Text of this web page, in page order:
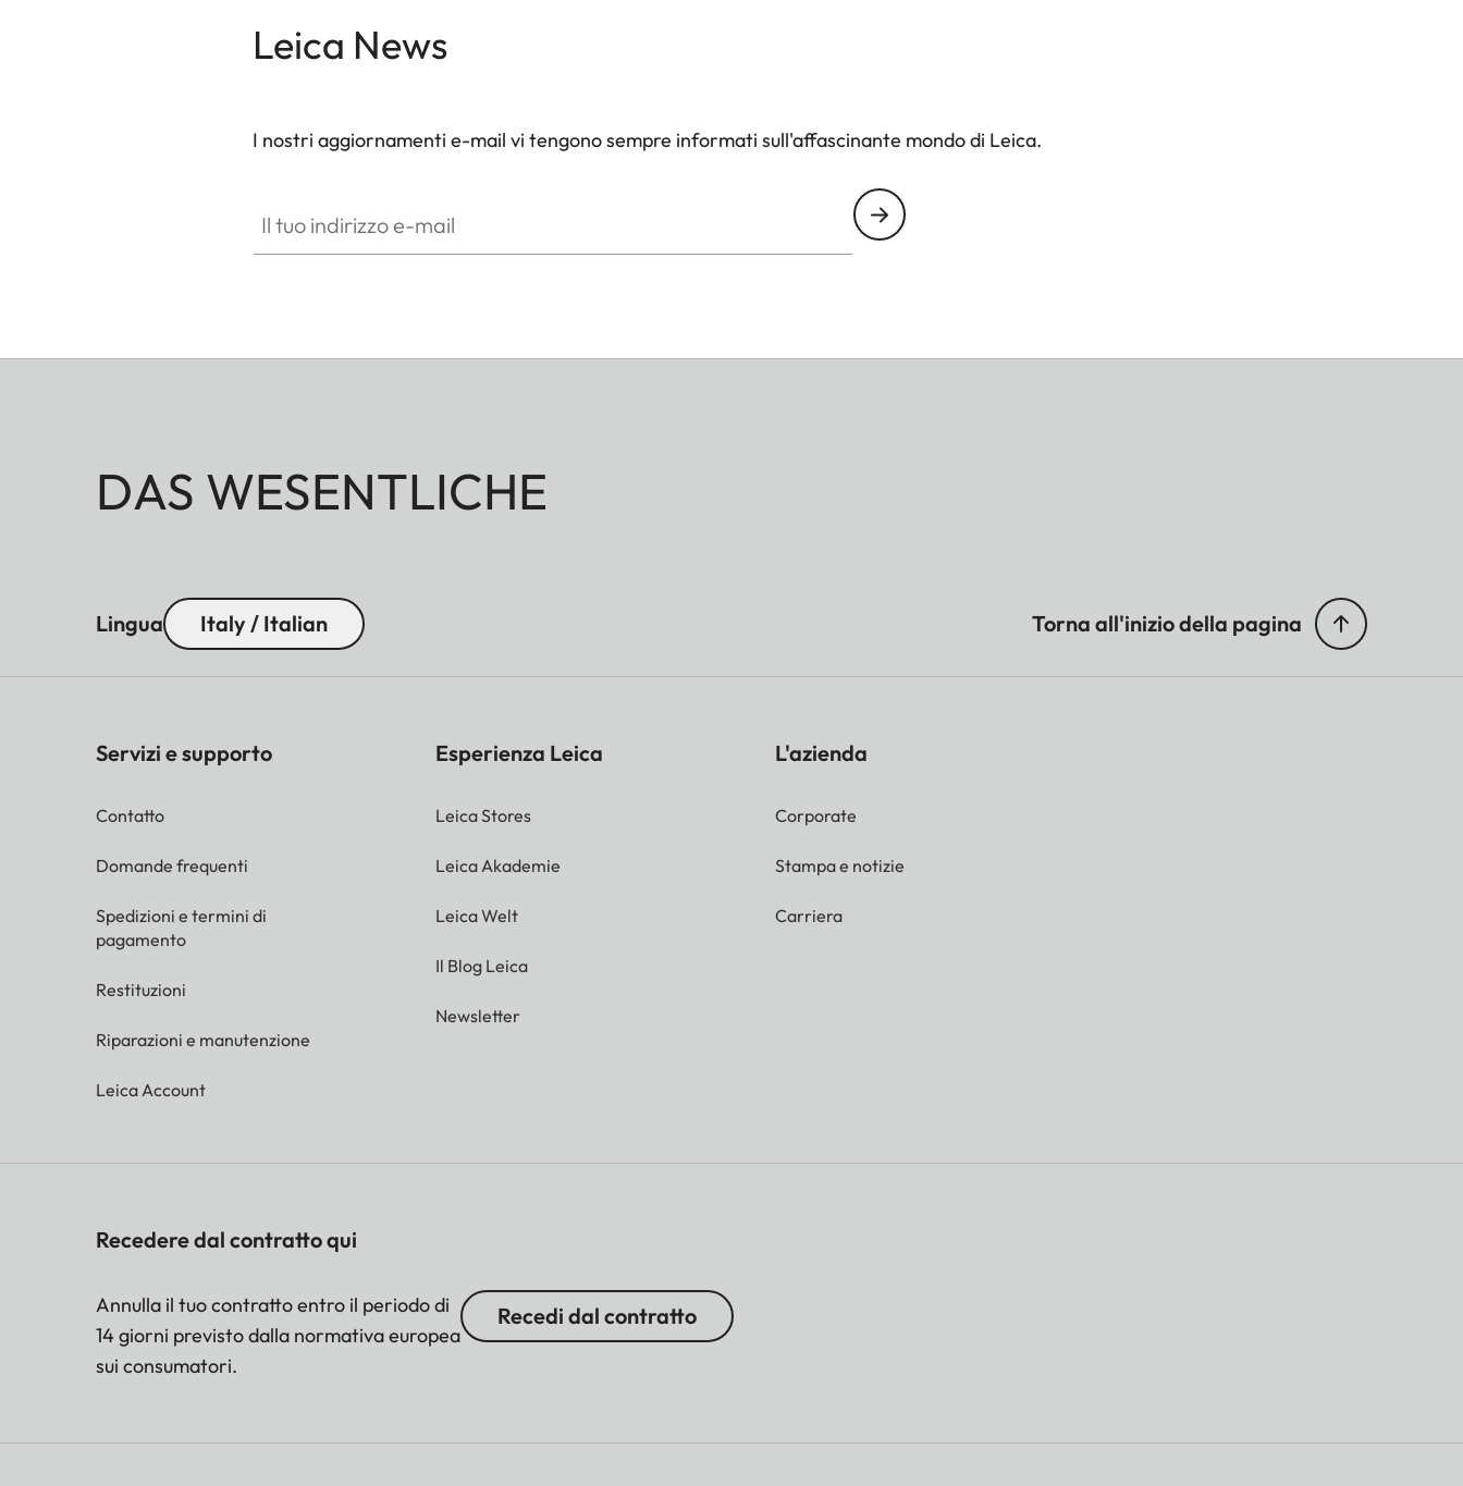
Leica News
I nostri aggiornamenti e-mail vi tengono sempre informati sull'affascinante mondo di Leica.
DAS WESENTLICHE
Lingua Italy / Italian Torna all'inizio della pagina
Servizi e supporto
Contatto
Domande frequenti
Spedizioni e termini di
pagamento
Restituzioni
Riparazioni e manutenzione
Leica Account
Esperienza Leica
Leica Stores
Leica Akademie
Leica Welt
Il Blog Leica
Newsletter
L'azienda
Corporate
Stampa e notizie
Carriera
Recedere dal contratto qui
Annulla il tuo contratto entro il periodo di
14 giorni previsto dalla normativa europea
sui consumatori.
Recedi dal contratto